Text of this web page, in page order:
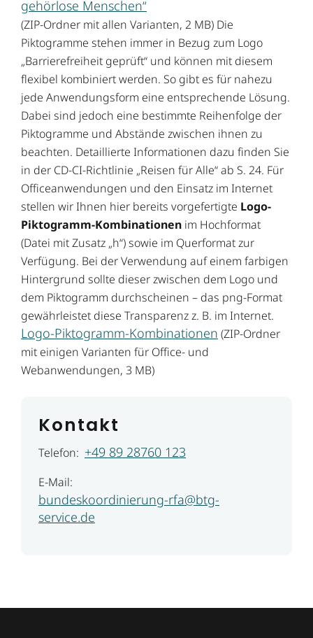
gehörlose Menschen“
(ZIP-Ordner mit allen Varianten, 2 MB) Die
Piktogramme stehen immer in Bezug zum Logo
„Barrierefreiheit geprüft“ und können mit diesem
flexibel kombiniert werden. So gibt es für nahezu
jede Anwendungsform eine entsprechende Lösung.
Dabei sind jedoch eine bestimmte Reihenfolge der
Piktogramme und Abstände zwischen ihnen zu
beachten. Detaillierte Informationen dazu finden Sie
in der CD-CI-Richtlinie „Reisen für Alle“ ab S. 24. Für
Officeanwendungen und den Einsatz im Internet
stellen wir Ihnen hier bereits vorgefertigte Logo-
Piktogramm-Kombinationen im Hochformat
(Datei mit Zusatz „h“) sowie im Querformat zur
Verfügung. Bei der Verwendung auf einem farbigen
Hintergrund sollte dieser zwischen dem Logo und
dem Piktogramm durchscheinen – das png-Format
gewährleistet diese Transparenz z. B. im Internet.
Logo-Piktogramm-Kombinationen (ZIP-Ordner
mit einigen Varianten für Office- und
Webanwendungen, 3 MB)
Kontakt
Telefon: +49 89 28760 123
E-Mail:
bundeskoordinierung-rfa@btg-
service.de